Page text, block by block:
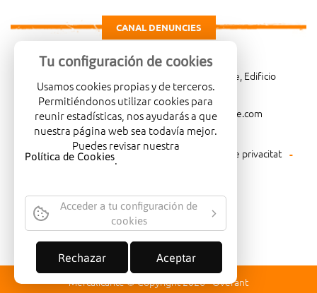
CANAL DENUNCIES
Carretera de Madrid Km. 4, 03007 Alicante, Edificio
Administrativo, planta 3ª
966081001
merca@mercalicante.com
Avís legal Política de cookies
Política de privacitat
Política mediambiental
EMPRESA CERTIFICADA AMB EL
Mercalicante © Copyright 2026 -Overant
Tu configuración de cookies
Usamos cookies propias y de terceros.
Permitiéndonos utilizar cookies para
reunir estadísticas, nos ayudarás a que
nuestra página web sea todavía mejor.
Puedes revisar nuestra
Política de Cookies.
Acceder a tu configuración de
cookies
Rechazar Aceptar